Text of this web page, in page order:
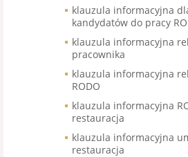
klauzula informacyjna
kandydatów do pracy
klauzula informacyjna
pracownika
klauzula informacyjna
RODO
klauzula informacyjna
restauracja
klauzula informacyjna
restauracja